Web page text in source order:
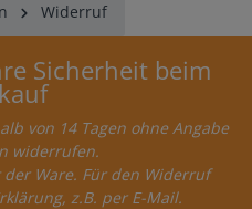
Widerruf
Sicherheit beim
von 14 Tagen ohne Angabe
widerrufen.
Ware. Für den Widerruf
z.B. per E-Mail.